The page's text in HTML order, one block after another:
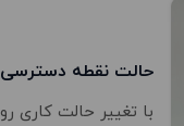
حالت نقطه دسترسی